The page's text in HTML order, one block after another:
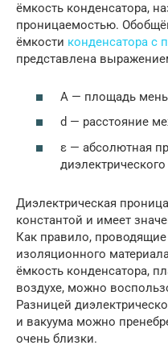
ёмкость конденсатора,
проницаемостью.
ёмкости конденсатора с
представлена
А — площадь
d — расстояние
ε — абсолютная
Диэлектрическая
константой и имеет
Как правило,
изоляционного
ёмкость конденсатора,
воздухе, можно
Разницей
и вакуума можно
очень близки.